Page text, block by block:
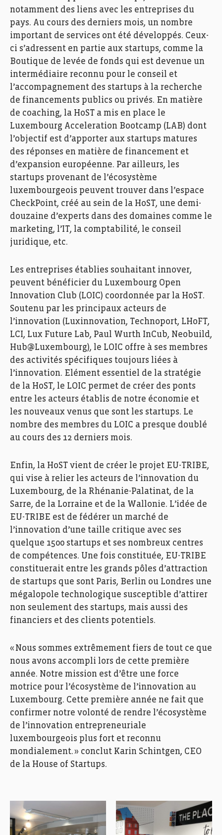
notamment des liens avec les entreprises du
pays. Au cours des derniers mois, un nombre
important de services ont été développés. Ceux-
ci s’adressent en partie aux startups, comme la
Boutique de levée de fonds qui est devenue un
intermédiaire reconnu pour le conseil et
l’accompagnement des startups à la recherche
de financements publics ou privés. En matière
de coaching, la HoST a mis en place le
Luxembourg Acceleration Bootcamp (LAB) dont
l’objectif est d’apporter aux startups matures
des réponses en matière de financement et
d’expansion européenne. Par ailleurs, les
startups provenant de l’écosystème
luxembourgeois peuvent trouver dans l’espace
CheckPoint, créé au sein de la HoST, une demi-
douzaine d’experts dans des domaines comme le
marketing, l’IT, la comptabilité, le conseil
juridique, etc.
Les entreprises établies souhaitant innover,
peuvent bénéficier du Luxembourg Open
Innovation Club (LOIC) coordonnée par la HoST.
Soutenu par les principaux acteurs de
l’innovation (Luxinnovation, Technoport, LHoFT,
LCI, Lux Future Lab, Paul Wurth InCub, Neobuild,
Hub@Luxembourg), le LOIC offre à ses membres
des activités spécifiques toujours liées à
l’innovation. Elément essentiel de la stratégie
de la HoST, le LOIC permet de créer des ponts
entre les acteurs établis de notre économie et
les nouveaux venus que sont les startups. Le
nombre des membres du LOIC a presque doublé
au cours des 12 derniers mois.
Enfin, la HoST vient de créer le projet EU-TRIBE,
qui vise à relier les acteurs de l’innovation du
Luxembourg, de la Rhénanie-Palatinat, de la
Sarre, de la Lorraine et de la Wallonie. L’idée de
EU-TRIBE est de fédérer un marché de
l’innovation d’une taille critique avec ses
quelque 1500 startups et ses nombreux centres
de compétences. Une fois constituée, EU-TRIBE
constituerait entre les grands pôles d’attraction
de startups que sont Paris, Berlin ou Londres une
mégalopole technologique susceptible d’attirer
non seulement des startups, mais aussi des
financiers et des clients potentiels.
« Nous sommes extrêmement fiers de tout ce que
nous avons accompli lors de cette première
année. Notre mission est d’être une force
motrice pour l’écosystème de l’innovation au
Luxembourg. Cette première année ne fait que
confirmer notre volonté de rendre l’écosystème
de l’innovation entrepreneuriale
luxembourgeois plus fort et reconnu
mondialement. » conclut Karin Schintgen, CEO
de la House of Startups.